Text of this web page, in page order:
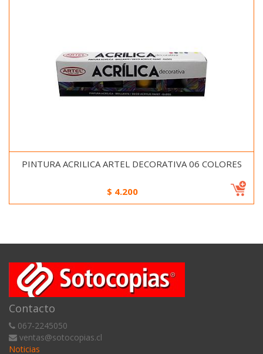
PINTURA ACRILICA ARTEL DECORATIVA 06 COLORES
$ 4.200
Contacto
067-2245050
ventas@sotocopias.cl
Noticias